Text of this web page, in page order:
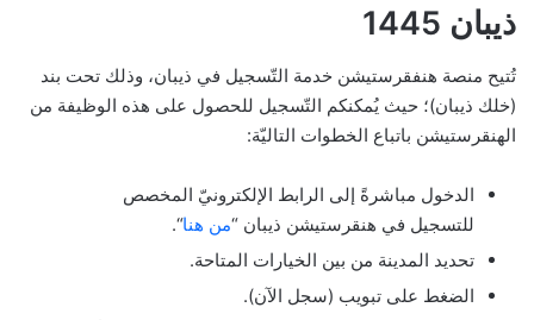
ذيبان 1445
تُتيح منصة هنفقرستيشن خدمة التّسجيل في ذيبان، وذلك تحت بند
(خلك ذيبان)؛ حيث يُمكنكم التّسجيل للحصول على هذه الوظيفة من
الهنقرستيشن باتباع الخطوات التاليّة:
الدخول مباشرةً إلى الرابط الإلكترونيّ المخصص
للتسجيل في هنقرستيشن ذيبان “من هنا“.
تحديد المدينة من بين الخيارات المتاحة.
الضغط على تبويب (سجل الآن).